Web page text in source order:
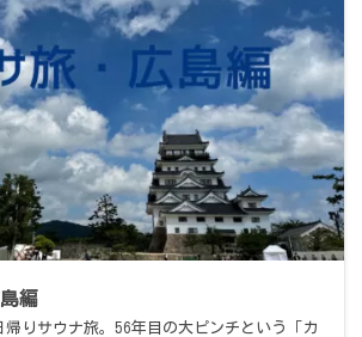
編
帰りサウナ旅。56年目の大ピンチという「カ